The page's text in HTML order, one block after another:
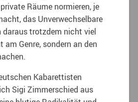
Räume normieren, je
das Unverwechselbare
daraus trotzdem nicht viel
am Genre, sondern an den
Kabarettisten
Sigi Zimmerschied aus